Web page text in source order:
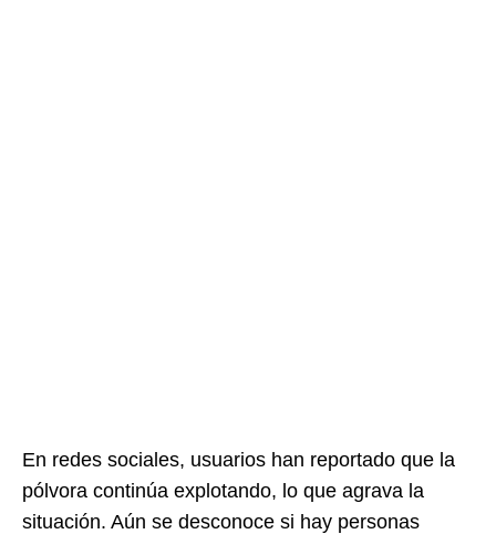
En redes sociales, usuarios han reportado que la
pólvora continúa explotando, lo que agrava la
situación. Aún se desconoce si hay personas